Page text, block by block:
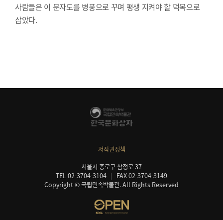
사람들은 이 문자도를 병풍으로 꾸며 평생 지켜야 할 덕목으로
삼았다.
저작권정책
서울시 종로구 삼청로 37
TEL 02-3704-3104
FAX 02-3704-3149
Copyright © 국립민속박물관. All Rights Reserved